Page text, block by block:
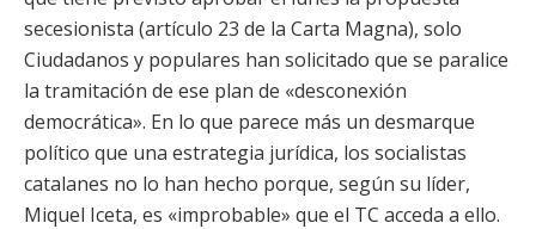
secesionista (artículo 23 de la Carta Magna), solo
Ciudadanos y populares han solicitado que se paralice
la tramitación de ese plan de «desconexión
democrática». En lo que parece más un desmarque
político que una estrategia jurídica, los socialistas
catalanes no lo han hecho porque, según su líder,
Miquel Iceta, es «improbable» que el TC acceda a ello.